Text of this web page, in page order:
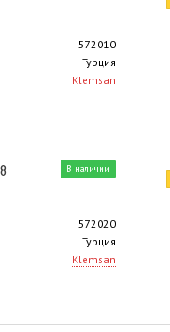
572010
Турция
Klemsan
В наличии
572020
Турция
Klemsan